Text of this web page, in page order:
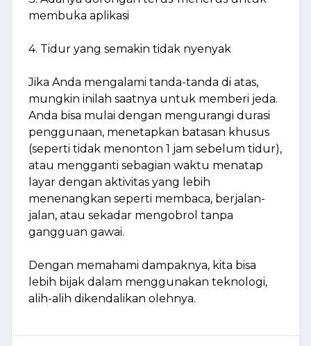
membuka aplikasi
4. Tidur yang semakin tidak nyenyak
Jika Anda mengalami tanda-tanda di atas,
mungkin inilah saatnya untuk memberi jeda.
Anda bisa mulai dengan mengurangi durasi
penggunaan, menetapkan batasan khusus
(seperti tidak menonton 1 jam sebelum tidur),
atau mengganti sebagian waktu menatap
layar dengan aktivitas yang lebih
menenangkan seperti membaca, berjalan-
jalan, atau sekadar mengobrol tanpa
gangguan gawai.
Dengan memahami dampaknya, kita bisa
lebih bijak dalam menggunakan teknologi,
alih-alih dikendalikan olehnya.